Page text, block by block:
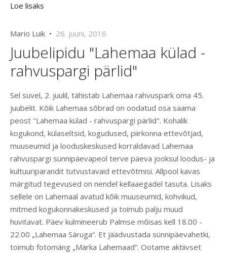
Loe lisaks
Mario Luik • 26. juuni, 2016
Juubelipidu "Lahemaa külad -
rahvuspargi pärlid"
Sel suvel, 2. juulil, tähistab Lahemaa rahvuspark oma 45.
juubelit. Kõik Lahemaa sõbrad on oodatud osa saama
peost "Lahemaa külad - rahvuspargi pärlid". Kohalik
kogukond, külaseltsid, kogudused, piirkonna ettevõtjad,
muuseumid ja looduskeskused korraldavad Lahemaa
rahvuspargi sünnipäevapeol terve päeva jooksul loodus- ja
kultuuripärandit tutvustavaid ettevõtmisi. Allpool kavas
märgitud tegevused on nendel kellaaegadel tasuta. Lisaks
sellele on Lahemaal avatud kõik muuseumid, kohvikud,
mitmed kogukonnakeskused ja toimub palju muud
huvitavat. Päev kulmineerub Palmse mõisas kell 18.00 -
22.00 „Lahemaa Säruga“. Et jäädvustada sünnipäevahetki,
toimub fotomäng „Märka Lahemaad“. Ootame aktiivset